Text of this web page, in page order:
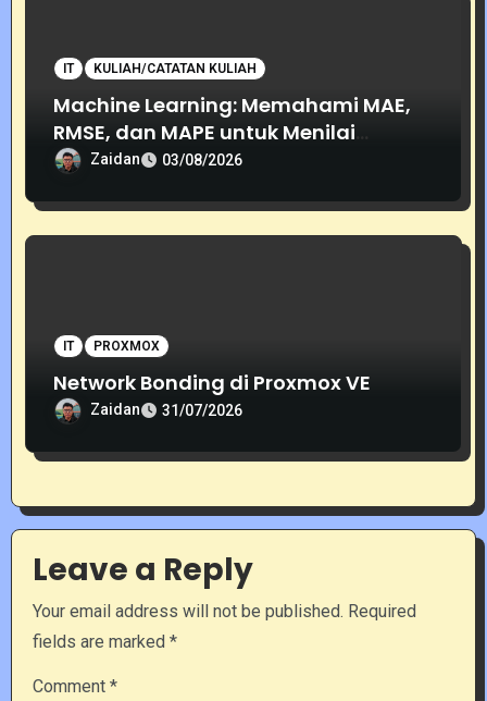
IT KULIAH/CATATAN KULIAH
Machine Learning: Memahami MAE,
RMSE, dan MAPE untuk Menilai
Akurasi Prediksi
Zaidan 03/08/2026
IT PROXMOX
Network Bonding di Proxmox VE
Zaidan 31/07/2026
Leave a Reply
Your email address will not be published. Required
fields are marked *
Comment *